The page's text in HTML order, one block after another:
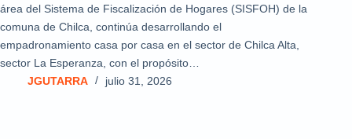
área del Sistema de Fiscalización de Hogares (SISFOH) de la
comuna de Chilca, continúa desarrollando el
empadronamiento casa por casa en el sector de Chilca Alta,
sector La Esperanza, con el propósito…
JGUTARRA
julio 31, 2026